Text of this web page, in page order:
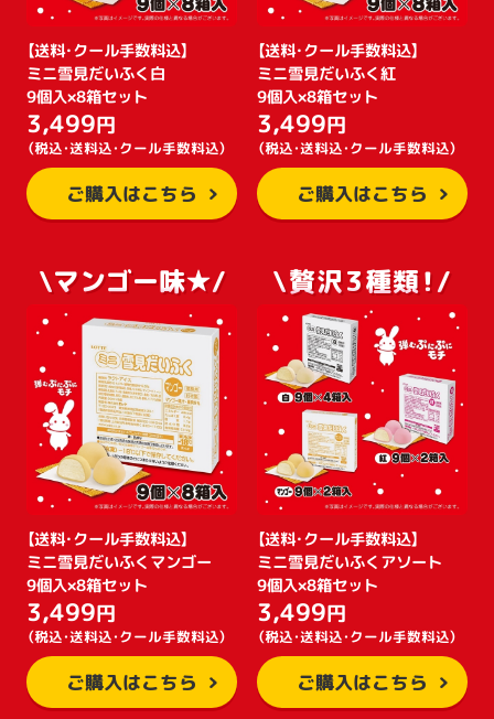
【送料・クール手数料込】
ミニ雪見だいふく白
9個入×8箱セット
3,499円
（税込・送料込・クール手数料込）
ご購入はこちら
【送料・クール手数料込】
ミニ雪見だいふく紅
9個入×8箱セット
3,499円
（税込・送料込・クール手数料込）
ご購入はこちら
\マンゴー味★/
【送料・クール手数料込】
ミニ雪見だいふくマンゴー
9個入×8箱セット
3,499円
（税込・送料込・クール手数料込）
ご購入はこちら
\贅沢3種類！/
【送料・クール手数料込】
ミニ雪見だいふくアソート
9個入×8箱セット
3,499円
（税込・送料込・クール手数料込）
ご購入はこちら